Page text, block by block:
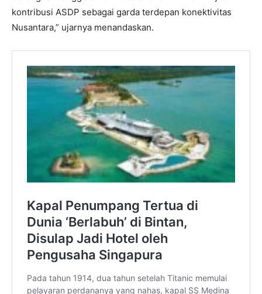
kontribusi ASDP sebagai garda terdepan konektivitas
Nusantara,” ujarnya menandaskan.